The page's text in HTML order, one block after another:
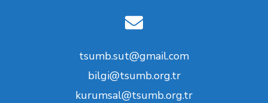
tsumb.sut@gmail.com
bilgi@tsumb.org.tr
kurumsal@tsumb.org.tr